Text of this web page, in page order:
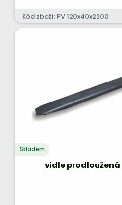
Kód zboží: PV 120x40x2200
Skladem
vidle prodloužená